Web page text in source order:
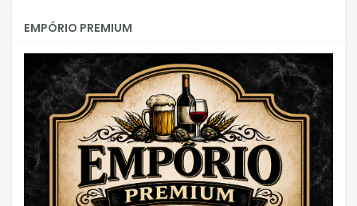
EMPÓRIO PREMIUM